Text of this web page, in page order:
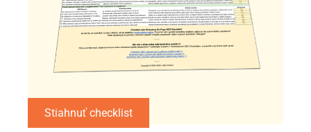
Stiahnuť checklist